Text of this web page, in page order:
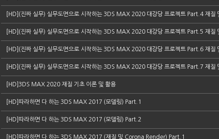
[HD](진짜 실무) 실무도면으로 시작하는 3DS MAX 2020 대강당 프로젝트 Part.4 재질
[HD](진짜 실무) 실무도면으로 시작하는 3DS MAX 2020 대강당 프로젝트 Part.5 재질
[HD](진짜 실무) 실무도면으로 시작하는 3DS MAX 2020 대강당 프로젝트 Part.6 재질
[HD](진짜 실무) 실무도면으로 시작하는 3DS MAX 2020 대강당 프로젝트 Part.7 재질
[HD]3DS MAX 2020 재질 기초 이론 및 활용
[HD]따라하면 다 하는 3DS MAX 2017 (모델링) Part.1
[HD]따라하면 다 하는 3DS MAX 2017 (모델링) Part.2
[HD]따라하면 다 하는 3DS MAX 2017 (재질 및 Corona Render) Part.1